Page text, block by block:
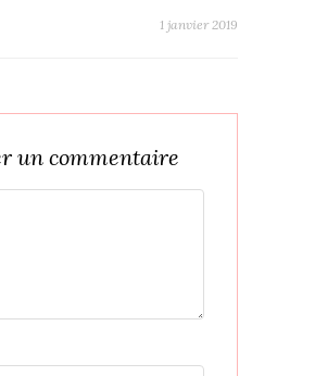
1 janvier 2019
un commentaire